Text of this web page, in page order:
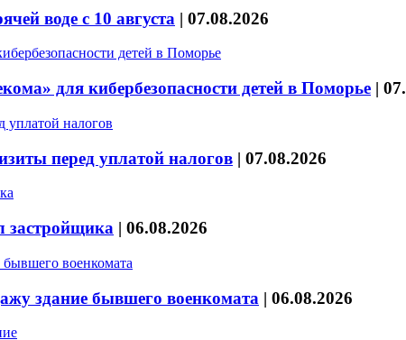
воде с 10 августа | 07.08.2026
для кибербезопасности детей в Поморье |
перед уплатой налогов | 07.08.2026
застройщика | 06.08.2026
здание бывшего военкомата | 06.08.2026